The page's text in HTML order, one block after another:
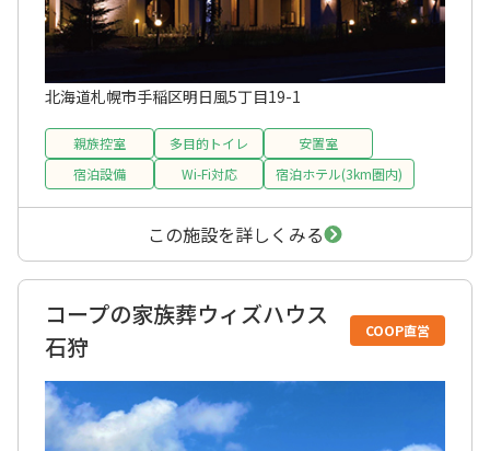
北海道札幌市手稲区明日風5丁目19-1
親族控室 多目的トイレ
安置室
宿泊設備
Wi-Fi対応 宿泊ホテル(3km圏内)
この施設を詳しくみる
コープの家族葬ウィズハウス
石狩
COOP直営